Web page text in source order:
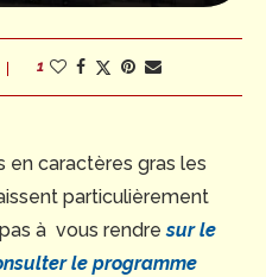
1
en caractères gras les
particulièrement
à vous rendre sur le
le programme